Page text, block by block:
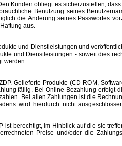
Kunden obliegt es sicherzustellen, dass
Benutzung seines
die Änderung seines Passwortes
aus.
und Dienstleistungen und
und Dienstleistungen - soweit dies
werden.
Produkte (CD-ROM,
fällig. Bei Online-Bezahlung erfolgt
Bei allen Zahlungen ist die
wird hierdurch nicht
im Hinblick auf die sie
Preise und/oder die